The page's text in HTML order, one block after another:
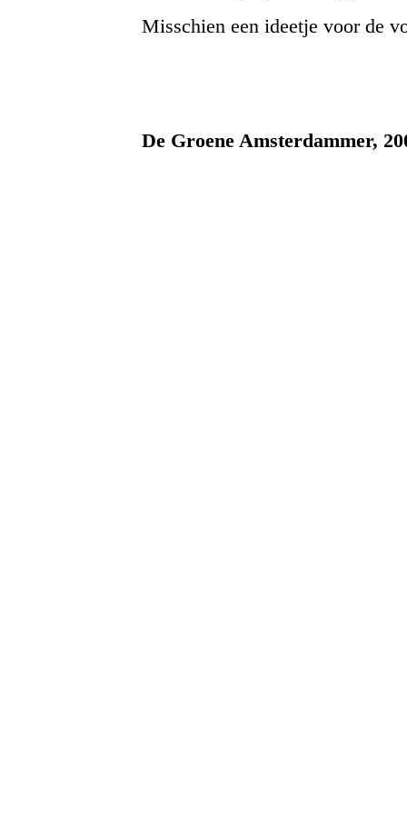
Misschien een ideetje voor de
De Groene Amsterdammer,